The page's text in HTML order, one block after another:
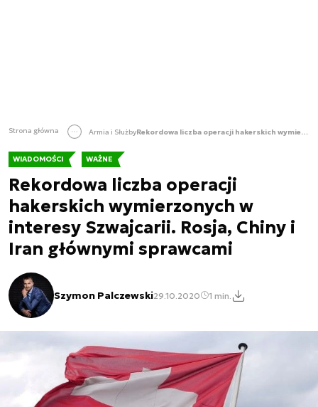
Strona główna Armia i Służby Rekordowa liczba operacji hakerskich wymierzonych w interesy Szwajcarii. Rosja, Chiny i Iran głównymi sprawcami
WIADOMOŚCI WAŻNE
Rekordowa liczba operacji
hakerskich wymierzonych w
interesy Szwajcarii. Rosja, Chiny i
Iran głównymi sprawcami
Szymon Palczewski29.10.2020 1 min.